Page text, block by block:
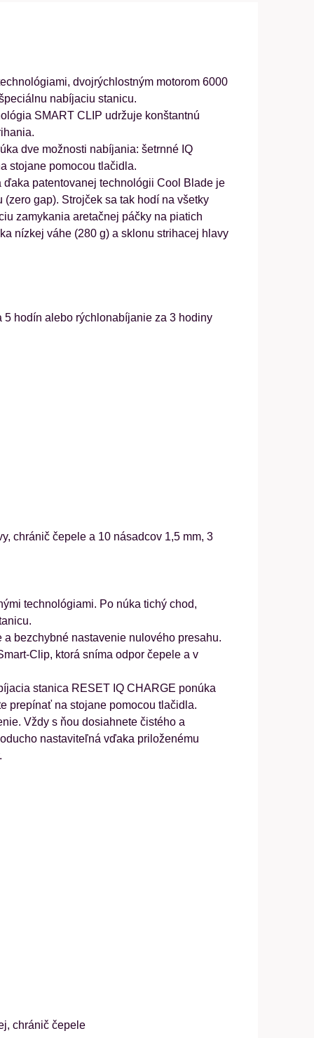
dvojrýchlostným motorom 6000
nabíjaciu stanicu.
SMART CLIP udržuje konštantnú
dve možnosti nabíjania: šetrnné IQ
stojane pomocou tlačidla.
patentovanej technológii Cool Blade je
gap). Strojček sa tak hodí na všetky
zamykania aretačnej páčky na piatich
nízkej váhe (280 g) a sklonu strihacej hlavy
hodín alebo rýchlonabíjanie za 3 hodiny
chránič čepele a 10 násadcov 1,5 mm, 3
technológiami. Po núka tichý chod,
bezchybné nastavenie nulového presahu.
Clip, ktorá sníma odpor čepele a v
stanica RESET IQ CHARGE ponúka
prepínať na stojane pomocou tlačidla.
Vždy s ňou dosiahnete čistého a
nastaviteľná vďaka priloženému
chránič čepele